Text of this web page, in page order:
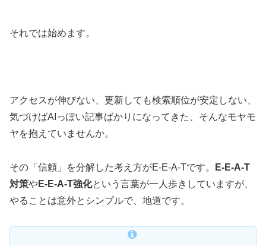
それでは始めます。
アクセスが伸びない、更新しても検索順位が安定しない、
気づけばAIっぽい記事ばかりになってきた、そんなモヤモ
ヤを抱えていませんか。
その「信頼」を分解した考え方がE-E-A-Tです。
E-E-A-T
対策やE-E-A-T強化という言葉が一人歩きしていますが、
やることは意外とシンプルで、地道です。